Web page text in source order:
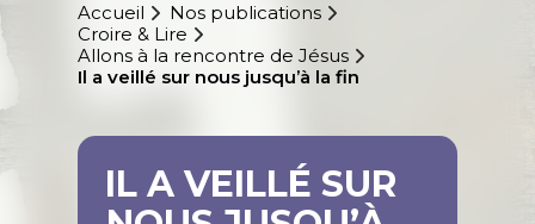
Accueil
Nos publications
Croire & Lire
Allons à la rencontre de Jésus
Il a veillé sur nous jusqu’à la fin
IL A VEILLÉ SUR